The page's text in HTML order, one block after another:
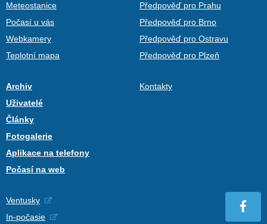
Meteostanice
Počasí u vás
Webkamery
Teplotní mapa
Předpověď pro Prahu
Předpověď pro Brno
Předpověď pro Ostravu
Předpověď pro Plzeň
Archiv
Uživatelé
Články
Fotogalerie
Aplikace na telefony
Počasí na web
Kontakty
Ventusky
In-počasie